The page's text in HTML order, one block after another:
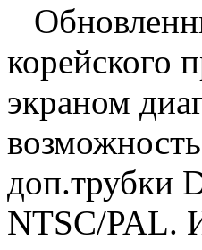
корейского
экраном
доп.трубки
NTSC/PAL.